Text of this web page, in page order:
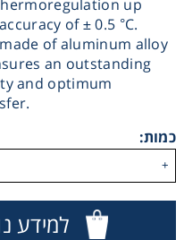
up
of ± 0.5 °C.
of aluminum alloy
an outstanding
and optimum
כמות:
+
למידע
Liquid Handling
Plasticware
Reagents & Kits
Safety